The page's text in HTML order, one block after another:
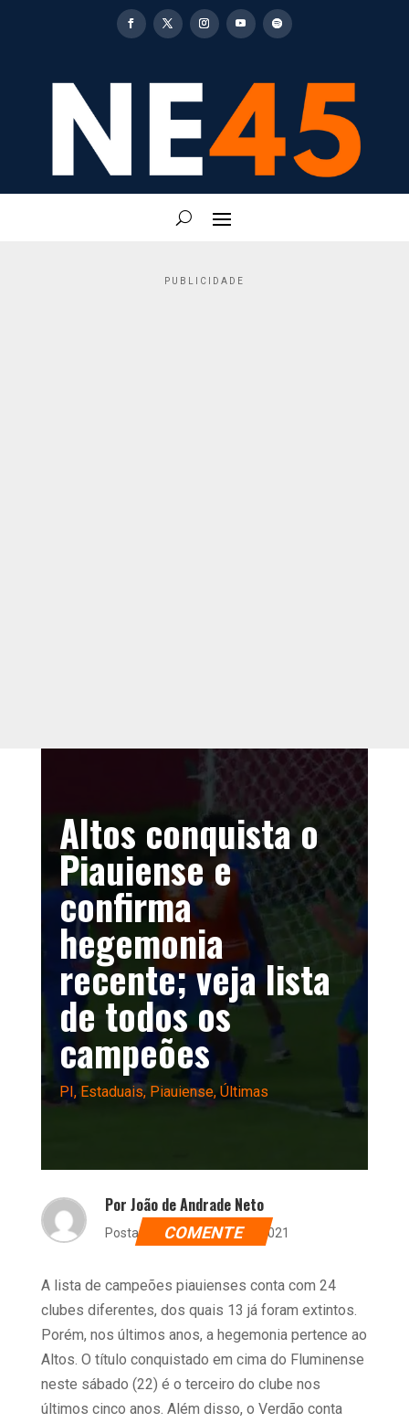
PUBLICIDADE
Altos conquista o
Piauiense e
confirma
hegemonia
recente; veja lista
de todos os
campeões
PI, Estaduais, Piauiense, Últimas
Por João de Andrade Neto
Postado dia 21 de maio de 2021
COMENTE
A lista de campeões piauienses conta com 24
clubes diferentes, dos quais 13 já foram extintos.
Porém, nos últimos anos, a hegemonia pertence ao
Altos. O título conquistado em cima do Fluminense
neste sábado (22) é o terceiro do clube nos
últimos cinco anos. Além disso, o Verdão conta